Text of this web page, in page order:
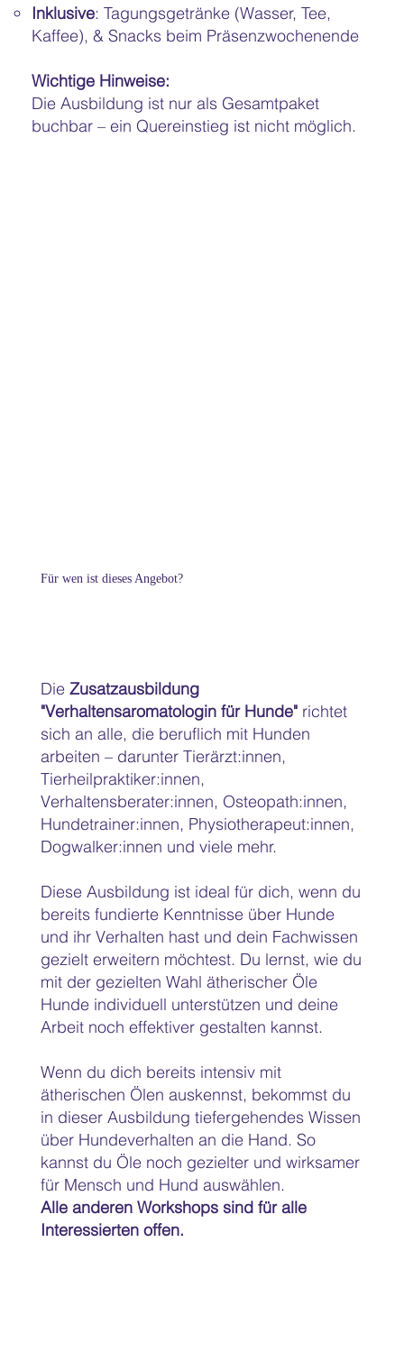
Inklusive: Tagungsgetränke (Wasser, Tee,
Kaffee), & Snacks beim Präsenzwochenende
Wichtige Hinweise:
Die Ausbildung ist nur als Gesamtpaket
buchbar – ein Quereinstieg ist nicht möglich.
Für wen ist dieses Angebot?
Die Zusatzausbildung
"Verhaltensaromatologin für Hunde"richtet
sich an alle, die beruflich mit Hunden
arbeiten – darunter Tierärzt:innen,
Tierheilpraktiker:innen,
Verhaltensberater:innen, Osteopath:innen,
Hundetrainer:innen, Physiotherapeut:innen,
Dogwalker:innen und viele mehr.
Diese Ausbildung ist ideal für dich, wenn du
bereits fundierte Kenntnisse über Hunde
und ihr Verhalten hast und dein Fachwissen
gezielt erweitern möchtest. Du lernst, wie du
mit der gezielten Wahl ätherischer Öle
Hunde individuell unterstützen und deine
Arbeit noch effektiver gestalten kannst.
Wenn du dich bereits intensiv mit
ätherischen Ölen auskennst, bekommst du
in dieser Ausbildung tiefergehendes Wissen
über Hundeverhalten an die Hand. So
kannst du Öle noch gezielter und wirksamer
für Mensch und Hund auswählen.
Alle anderen Workshops sind für alle
Interessierten offen.